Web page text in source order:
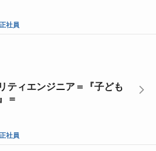
正社員
ティエンジニア＝『子ども
＝
正社員